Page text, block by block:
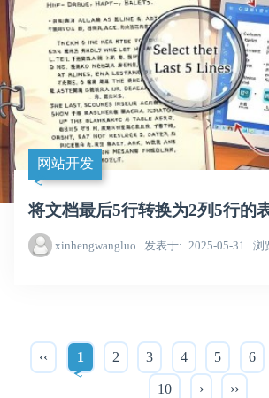
网站开发
将文档最后5行转换为2列5行的
xinhengwangluo 发表于 2025-05-31 浏
‹‹ 1 2 3 4 5 6
10 › ››